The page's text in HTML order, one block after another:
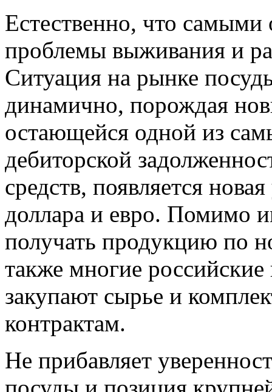
Естественно, что
проблемы выживания и
Ситуация на рынке
динамично, порождая
остающейся одной из
дебиторской
средств, появляется
доллара и евро. Помимо
получать продукцию по
также многие
закупают сырье и
контрактам.
Не прибавляет